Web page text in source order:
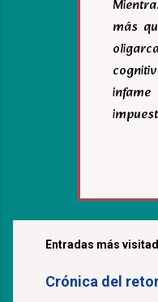
más
Entradas más
Crónica del